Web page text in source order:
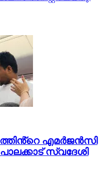
എമര്‍ജന്‍സി
സ്വദേശി